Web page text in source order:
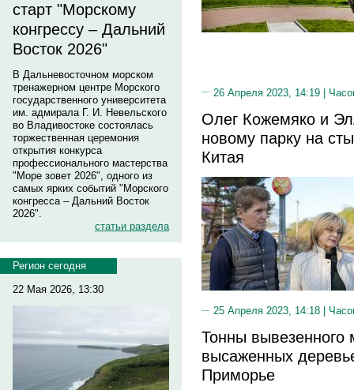
старт "Морскому
конгрессу – Дальний
Восток 2026"
В Дальневосточном морском
тренажерном центре Морского
государственного университета
им. адмирала Г. И. Невельского
во Владивостоке состоялась
торжественная церемония
открытия конкурса
профессионального мастерства
"Море зовет 2026", одного из
самых ярких событий "Морского
конгресса – Дальний Восток
2026".
статьи раздела
Регион сегодня
22 Мая 2026, 13:30
26 Апреля 2023, 14:19 |
Олег Кожемяко и
новому парку на
Китая
25 Апреля 2023, 14:18 |
Тонны вывезенного
высаженных
Приморье